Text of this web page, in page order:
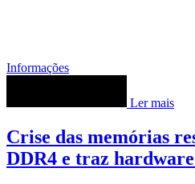
Informações
Ler mais
Crise das memórias
DDR4 e traz